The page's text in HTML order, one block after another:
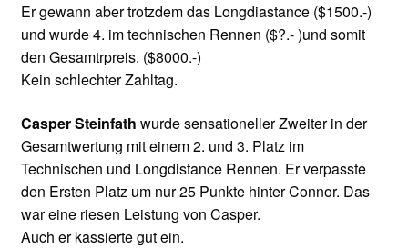
Er gewann aber trotzdem das Longdiastance ($1500.-)
und wurde 4. im technischen Rennen ($?.- )und somit
den Gesamtrpreis. ($8000.-)
Kein schlechter Zahltag.
Casper Steinfath wurde sensationeller Zweiter in der
Gesamtwertung mit einem 2. und 3. Platz im
Technischen und Longdistance Rennen. Er verpasste
den Ersten Platz um nur 25 Punkte hinter Connor. Das
war eine riesen Leistung von Casper.
Auch er kassierte gut ein.